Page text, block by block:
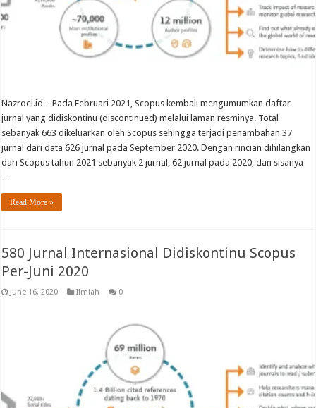
Nazroel.id – Pada Februari 2021, Scopus kembali mengumumkan daftar
jurnal yang didiskontinu (discontinued) melalui laman resminya. Total
sebanyak 663 dikeluarkan oleh Scopus sehingga terjadi penambahan 37
jurnal dari data 626 jurnal pada September 2020. Dengan rincian dihilangkan
dari Scopus tahun 2021 sebanyak 2 jurnal, 62 jurnal pada 2020, dan sisanya
…
Read More »
580 Jurnal Internasional Didiskontinu Scopus
Per-Juni 2020
June 16, 2020 Ilmiah 0